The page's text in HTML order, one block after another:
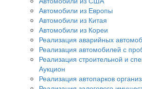
Автомобили из Европы
Автомобили из Китая
Автомобили из Кореи
Реализация аварийных
Реализация автомобилей с
Реализация строительной и
Аукцион
Реализация автопарков